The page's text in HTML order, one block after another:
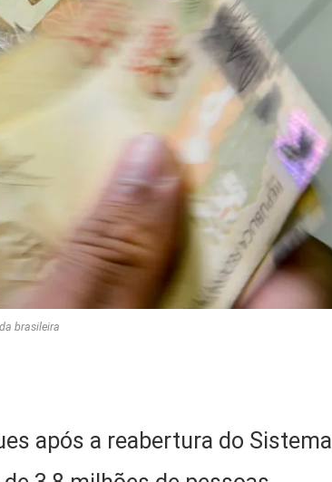
brasileira
após a reabertura do Sistema